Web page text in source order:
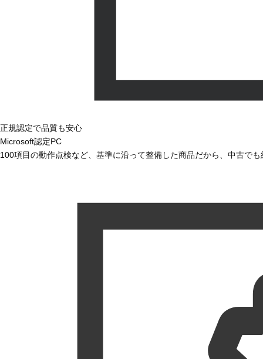
正規認定で品質も安心
Microsoft認定PC
100項目の動作点検など、基準に沿って整備した商品だから、中古で